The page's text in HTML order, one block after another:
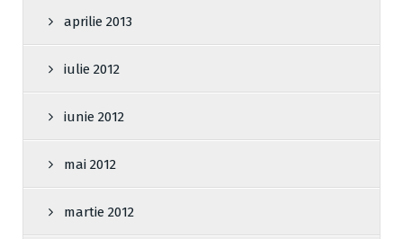
aprilie 2013
iulie 2012
iunie 2012
mai 2012
martie 2012